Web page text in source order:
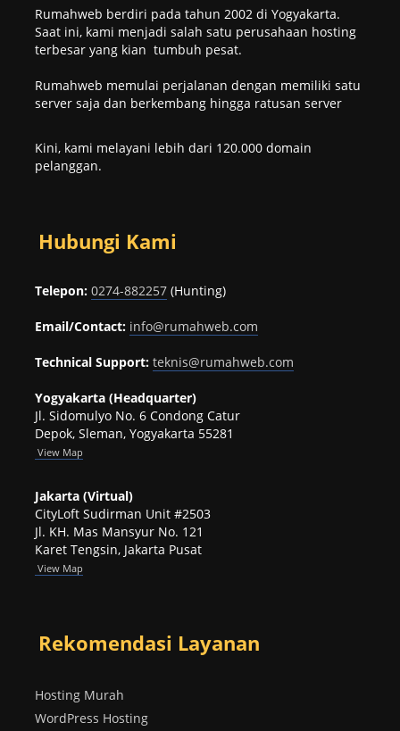
Rumahweb berdiri pada tahun 2002 di Yogyakarta.
Saat ini, kami menjadi salah satu perusahaan hosting
terbesar yang kian tumbuh pesat.
Rumahweb memulai perjalanan dengan memiliki satu
server saja dan berkembang hingga ratusan server
Kini, kami melayani lebih dari 120.000 domain
pelanggan.
Hubungi Kami
Telepon: 0274-882257 (Hunting)
Email/Contact: info@rumahweb.com
Technical Support: teknis@rumahweb.com
Yogyakarta (Headquarter)
Jl. Sidomulyo No. 6 Condong Catur
Depok, Sleman, Yogyakarta 55281
View Map
Jakarta (Virtual)
CityLoft Sudirman Unit #2503
Jl. KH. Mas Mansyur No. 121
Karet Tengsin, Jakarta Pusat
View Map
Rekomendasi Layanan
Hosting Murah
WordPress Hosting